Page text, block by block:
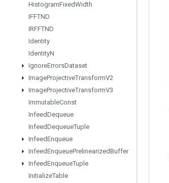
HistogramFixedWidth
IFFTND
IRFFTND
Identity
IdentityN
IgnoreErrorsDataset
ImageProjectiveTransformV2
ImageProjectiveTransformV3
ImmutableConst
InfeedDequeue
InfeedDequeueTuple
InfeedEnqueue
InfeedEnqueuePrelinearizedBuffer
InfeedEnqueueTuple
InitializeTable